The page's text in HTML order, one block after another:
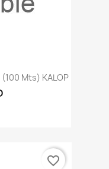
Mts) KALOP
favorite_border